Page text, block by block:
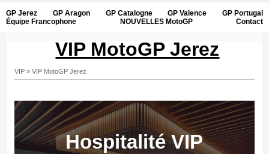
GP Jerez GP Aragon GP Catalogne GP Valence
GP Portugal
Équipe Francophone
NOUVELLES MotoGP Contact
VIP MotoGP Jerez
VIP» VIP MotoGP Jerez
Hospitalité VIP